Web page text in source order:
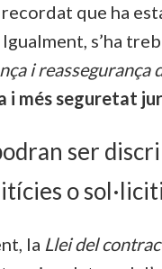
que ha
Igualment, s’ha
i
i més seguretat
ser
o
la Llei del